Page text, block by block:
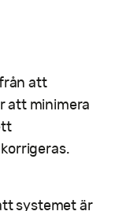
att
att minimera
systemet är